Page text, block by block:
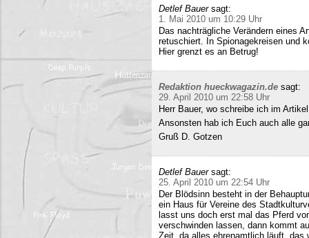
Detlef Bauer sagt:
1. Mai 2010 um 10:29 Uhr
Das nachträgliche Verändern eines
retuschiert. In Spionagekreisen und
Hier grenzt es an Betrug!
Redaktion hueckwagazin.de sagt:
29. April 2010 um 22:58 Uhr
Herr Bauer, wo schreibe ich im
Ansonsten hab ich Euch auch alle
Gruß D. Gotzen
Detlef Bauer sagt:
25. April 2010 um 22:54 Uhr
Der Blödsinn besteht in der
ein Haus für Vereine des
lasst uns doch erst mal das Pferd
verschwinden lassen, dann kommt
Zeit, da alles ehrenamtlich läuft, das